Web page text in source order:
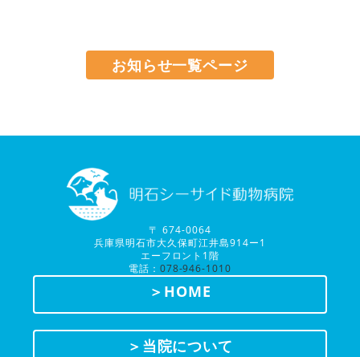
お知らせ一覧ページ
〒 674-0064
兵庫県明石市大久保町江井島914ー1
エーフロント1階
電話： 078-946-1010
＞HOME
＞当院について